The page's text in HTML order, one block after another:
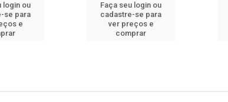
login ou
se para
e
Faça seu login ou
cadastre-se para
ver preços e
comprar